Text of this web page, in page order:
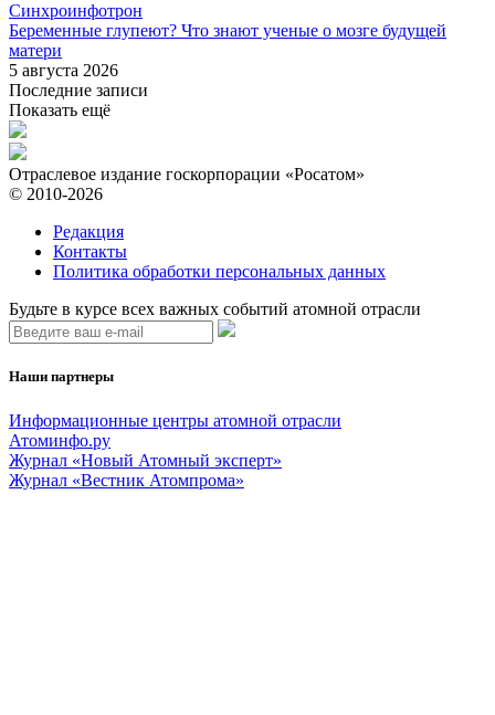
Синхроинфотрон
Беременные глупеют? Что знают ученые о мозге будущей
матери
5 августа 2026
Последние записи
Показать ещё
Отраслевое издание госкорпорации «Росатом»
© 2010-2026
Редакция
Контакты
Политика обработки персональных данных
Будьте в курсе всех важных событий атомной отрасли
Наши партнеры
Информационные центры атомной отрасли
Атоминфо.ру
Журнал «Новый Атомный эксперт»
Журнал «Вестник Атомпрома»